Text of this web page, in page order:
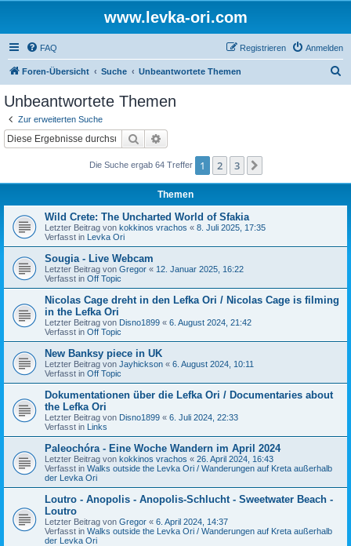
www.levka-ori.com
FAQ Anmelden
Registrieren
Foren-Übersicht Suche Unbeantwortete Themen
Unbeantwortete Themen
Zur erweiterten Suche
Suche
Die Suche ergab 64 Treffer 1 2 3
Themen
Wild Crete: The Uncharted World of Sfakia
Letzter Beitrag von kokkinos vrachos « 8. Juli 2025, 17:35
Verfasst in Levka Ori
Sougia - Live Webcam
Letzter Beitrag von Gregor « 12. Januar 2025, 16:22
Verfasst in Off Topic
Nicolas Cage dreht in den Lefka Ori / Nicolas Cage is filming
in the Lefka Ori
Letzter Beitrag von Disno1899 « 6. August 2024, 21:42
Verfasst in Off Topic
New Banksy piece in UK
Letzter Beitrag von Jayhickson « 6. August 2024, 10:11
Verfasst in Off Topic
Dokumentationen über die Lefka Ori / Documentaries about
the Lefka Ori
Letzter Beitrag von Disno1899 « 6. Juli 2024, 22:33
Verfasst in Links
Paleochóra - Eine Woche Wandern im April 2024
Letzter Beitrag von kokkinos vrachos « 26. April 2024, 16:43
Verfasst in Walks outside the Levka Ori / Wanderungen auf Kreta außerhalb
der Levka Ori
Loutro - Anopolis - Anopolis-Schlucht - Sweetwater Beach -
Loutro
Letzter Beitrag von Gregor « 6. April 2024, 14:37
Verfasst in Walks outside the Levka Ori / Wanderungen auf Kreta außerhalb
der Levka Ori